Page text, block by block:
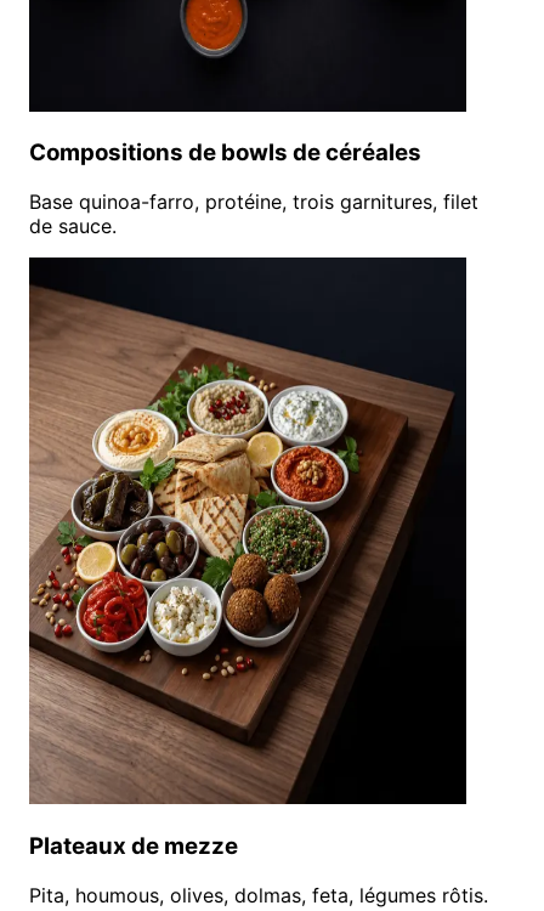
Compositions de bowls de céréales
Base quinoa-farro, protéine, trois garnitures, filet
de sauce.
Plateaux de mezze
Pita, houmous, olives, dolmas, feta, légumes rôtis.